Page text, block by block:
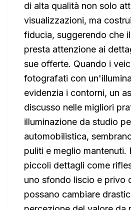
di alta qualità non solo
visualizzazioni, ma
fiducia, suggerendo che
presta attenzione ai
sue offerte. Quando i
fotografati con
evidenzia i contorni, un
discusso nelle migliori
illuminazione da studio
automobilistica,
puliti e meglio mantenuti.
piccoli dettagli come
uno sfondo liscio e privo
possano cambiare